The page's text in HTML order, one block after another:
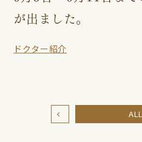
が出ました。
ドクター紹介
ALL